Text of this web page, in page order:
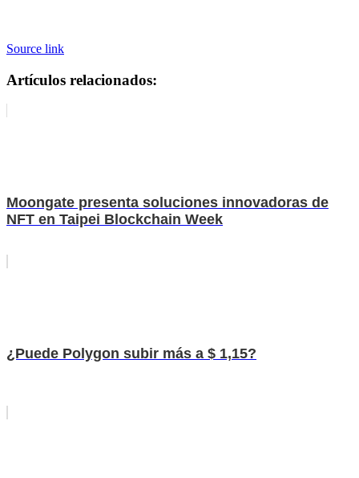
Source link
Artículos relacionados:
Moongate presenta soluciones innovadoras de
NFT en Taipei Blockchain Week
¿Puede Polygon subir más a $ 1,15?